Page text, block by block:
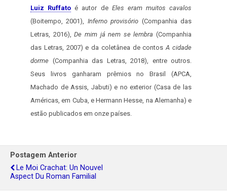
Luiz Ruffato é autor de Eles eram muitos cavalos
(Boitempo, 2001), Inferno provisório (Companhia das
Letras, 2016),De mim já nem se lembra (Companhia
das Letras, 2007) e da coletânea de contosA cidade
dorme (Companhia das Letras, 2018), entre outros.
Seus livros ganharam prêmios no Brasil (APCA,
Machado de Assis, Jabuti) e no exterior (Casa de las
Américas, em Cuba, e Hermann Hesse, na Alemanha) e
estão publicados em onze países.
Postagem Anterior
Le Moi Crachat: Un Nouvel
Aspect Du Roman Familial